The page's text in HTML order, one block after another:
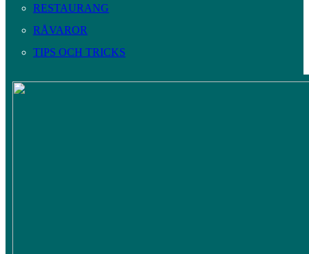
RESTAURANG
RÅVAROR
TIPS OCH TRICKS